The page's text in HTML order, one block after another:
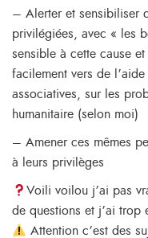
– Alerter et sensibiliser
privilégiées, avec « les
sensible à cette cause
facilement vers de
associatives, sur les
humanitaire (selon moi)
– Amener ces mêmes
à leurs privilèges
Voili voilou j’ai pas
de questions et j’ai trop
Attention c’est des